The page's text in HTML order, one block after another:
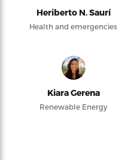
Heriberto N. Saurí
Health and emergencies
Kiara Gerena
Renewable Energy